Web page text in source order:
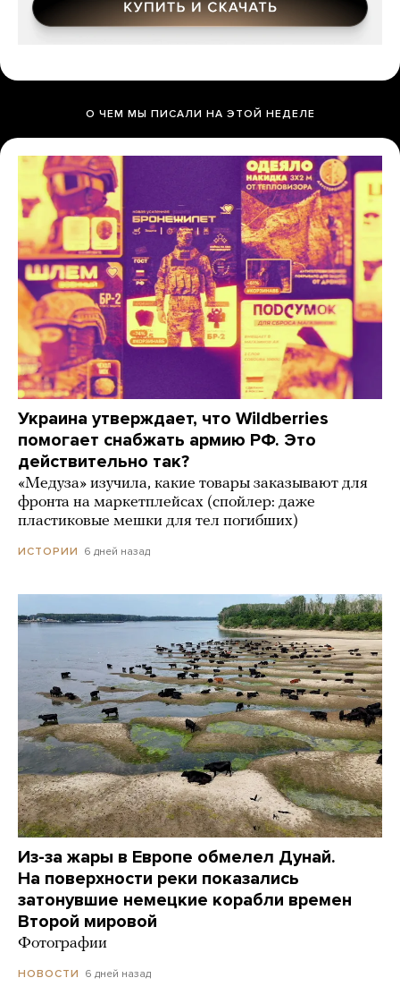
О ЧЕМ МЫ ПИСАЛИ НА ЭТОЙ НЕДЕЛЕ
Украина утверждает, что Wildberries
помогает снабжать армию РФ. Это
действительно так?
«Медуза» изучила, какие товары заказывают для
фронта на маркетплейсах (спойлер: даже
пластиковые мешки для тел погибших)
ИСТОРИИ 6 дней назад
Из-за жары в Европе обмелел Дунай.
На поверхности реки показались
затонувшие немецкие корабли времен
Второй мировой
Фотографии
НОВОСТИ 6 дней назад